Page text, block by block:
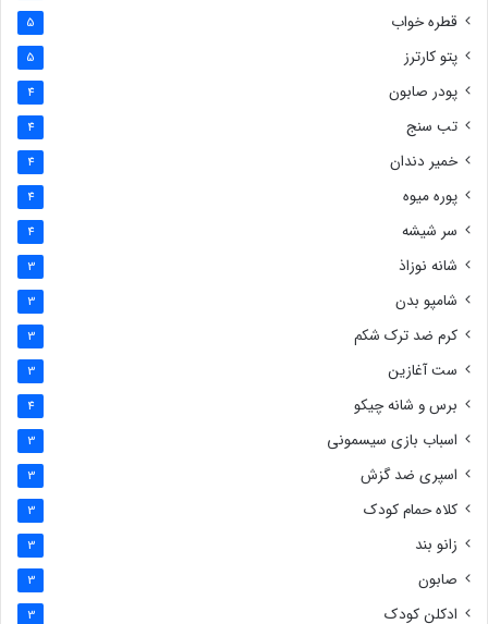
قطره خواب 5
پتو کارترز 5
پودر صابون 4
تب سنج 4
خمیر دندان 4
پوره میوه 4
سر شیشه 4
شانه نوزاذ 3
شامپو بدن 3
کرم ضد ترک شکم 3
ست آغازین 3
برس و شانه چیکو 4
اسباب بازی سیسمونی 3
اسپری ضد گزش 3
کلاه حمام کودک 3
زانو بند 3
صابون 3
ادکلن کودک 3